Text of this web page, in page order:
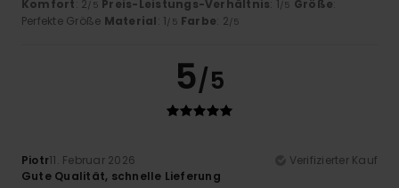
Komfort: 2/5 Preis-Leistungs-Verhältnis: 1/5 Größe:
Perfekte Größe Material: 1/5 Farbe: 2/5
5/5
Piotr11. Februar 2026
Verifizierter Kauf
Gute Qualität, schnelle Lieferung